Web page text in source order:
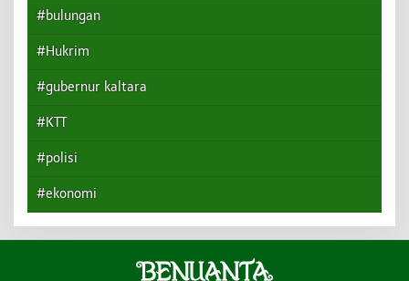
#bulungan
#Hukrim
#gubernur kaltara
#KTT
#polisi
#ekonomi